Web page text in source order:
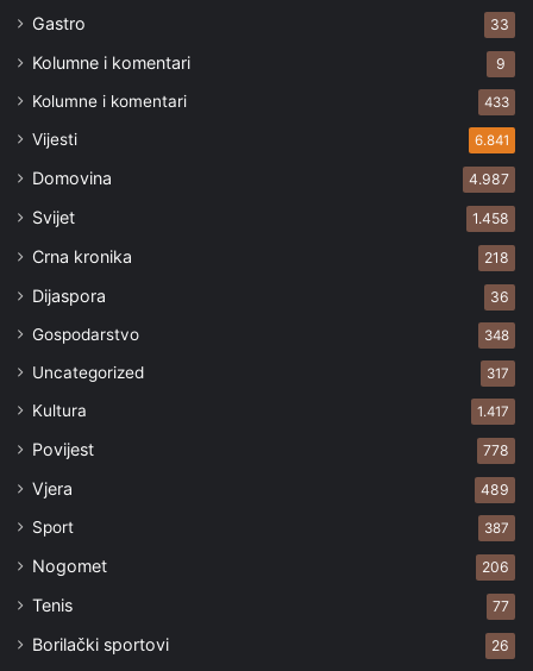
Gastro 33
Kolumne i komentari 9
Kolumne i komentari 433
Vijesti 6.841
Domovina 4.987
Svijet 1.458
Crna kronika 218
Dijaspora 36
Gospodarstvo 348
Uncategorized 317
Kultura 1.417
Povijest 778
Vjera 489
Sport 387
Nogomet 206
Tenis 77
Borilački sportovi 26